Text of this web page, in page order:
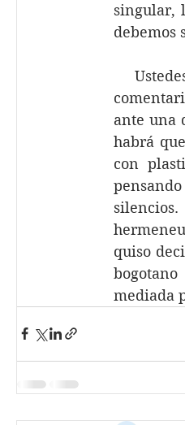
singular,
debemos
Ustedes
ante una
habrá
con
quiso
mediada